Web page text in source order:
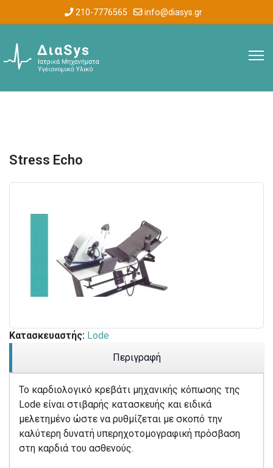
210-7776565 info@diasys.gr
Stress Echo
Κατασκευαστής: Lode
Περιγραφή
Το καρδιολογικό κρεβάτι μηχανικής κόπωσης της
Lode είναι στιβαρής κατασκευής και ειδικά
μελετημένο ώστε να ρυθμίζεται με σκοπό την
καλύτερη δυνατή υπερηχοτομογραφική πρόσβαση
στη καρδιά του ασθενούς.